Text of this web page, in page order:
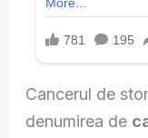
Cancerul de
denumirea de